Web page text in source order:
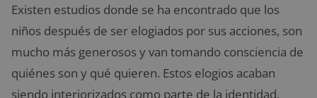
Existen estudios donde se ha encontrado que los
niños después de ser elogiados por sus acciones, son
mucho más generosos y van tomando consciencia de
quiénes son y qué quieren. Estos elogios acaban
siendo interiorizados como parte de la identidad.